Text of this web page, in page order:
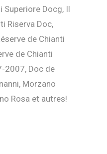
Superiore Docg, Il
Riserva Doc,
de Chianti
de Chianti
2007, Doc de
Morzano
Rosa et autres!